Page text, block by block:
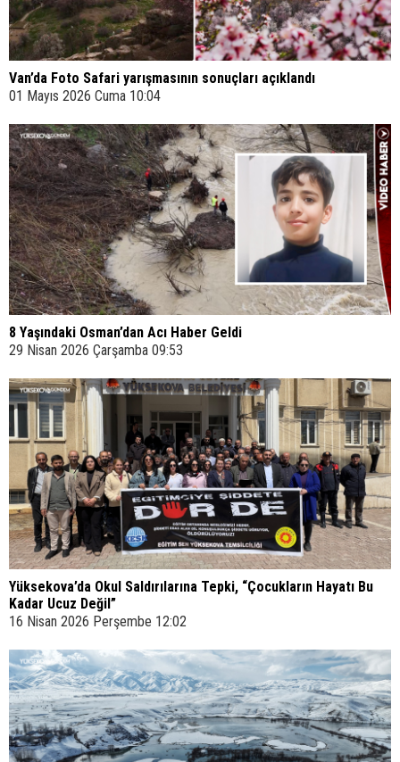
Van’da Foto Safari yarışmasının sonuçları açıklandı
01 Mayıs 2026 Cuma 10:04
8 Yaşındaki Osman’dan Acı Haber Geldi
29 Nisan 2026 Çarşamba 09:53
Yüksekova’da Okul Saldırılarına Tepki, “Çocukların Hayatı Bu
Kadar Ucuz Değil”
16 Nisan 2026 Perşembe 12:02